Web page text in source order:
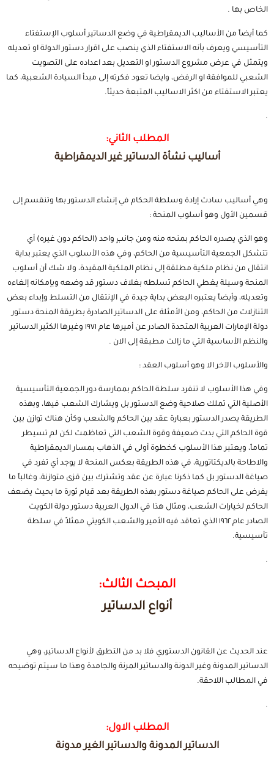
الخاص بها .
كما أيضاً من الأساليب الديمقراطية في وضع الدساتير أسلوب الإستفتاء
التأسيسي ويعرف بأنه الاستفتاء الذي ينصب على اقرار دستور الدولة او تعديله
ويتمثل في عرض مشروع الدستور او التعديل بعد اعداده على التصويت
الشعبي للموافقة او الرفض، وايضا تعود فكرته إلى مبدأ السيادة الشعبية، كما
يعتبر الاستفتاء من اكثر الاساليب المتبعة حديثاً.
.
المطلب الثاني:
أساليب نشأة الدساتير غير الديمقراطية
وهي أساليب سادت إرادة وسلطة الحكام في إنشاء الدستور بها وتنقسم إلى
قسمين الأول وهو أسلوب المنحة :
وهو الذي يصدره الحاكم بمنحه منه ومن جانبٍ واحد (الحاكم دون غيره) أي
تتشكل الجمعية التأسيسية من الحاكم، وفي هذه الأسلوب الذي يعتبر بداية
انتقال من نظام ملكية مطلقة إلى نظام الملكية المقيدة، ولا شك أن أسلوب
المنحة وسيلة يغطي الحاكم تسلطه بغلاف دستور قد وضعه وبإمكانه إلغاءه
وتعديله، وأبضاً يعتبره البعض بداية جيدة في الإنتقال من التسلط وإبداء بعض
التنازلات من الحاكم، ومن الأمثلة على الدساتير الصادرة بطريقة المنحة دستور
دولة الإمارات العربية المتحدة الصادر عن أميرها عام ١٩٧١ وغيرها الكثير الدساتير
والنظم الأساسية التي ما زالت مطبقة إلى الان .
والأسلوب الآخر الا وهو أسلوب العقد :
وفي هذا الأسلوب لا تنفرد سلطة الحاكم بممارسة دور الجمعية التأسيسية
الأصلية التي تملك صلاحية وضع الدستور بل ويشارك الشعب فيها، وبهذه
الطريقة يصدر الدستور بعبارة عقد بين الحاكم والشعب وكأن هناك توازن بين
قوة الحاكم التي بدت ضعيفة وقوة الشعب التي تعاظمت لكن لم تسيطر
تماماً، ويعتبر هذا الأسلوب كخطوة أولى في الذهاب بمسار الديمقراطية
والاطاحة بالديكتاتورية، في هذه الطريقة بعكس المنحة لا يوجد أي تفرد في
صياغة الدستور بل كما ذكرنا عبارة عن عقد وتشترك بين قزى متوازنة، وغالباً ما
يفرض على الحاكم صياغة دستور بهذه الطريقة بعد قيام ثورة ما بحيث يضعف
الحاكم لخيارات الشعب، ومثال هذا في الدول العربية دستور دولة الكويت
الصادر عام ١٩٦٢ الذي تعاقد فيه الأمير والشعب الكويتي ممثلاً في سلطة
تأسيسية.
.
المبحث الثالث:
أنواع الدساتير
عند الحديث عن القانون الدستوري فلا بد من التطرق لأنواع الدساتير، وهي
الدساتير المدونة وغير الدونة والدساتير المرنة والجامدة وهذا ما سيتم توضيحه
في المطالب اللاحقة.
.
المطلب الاول:
الدساتير المدونة والدساتير الغير مدونة